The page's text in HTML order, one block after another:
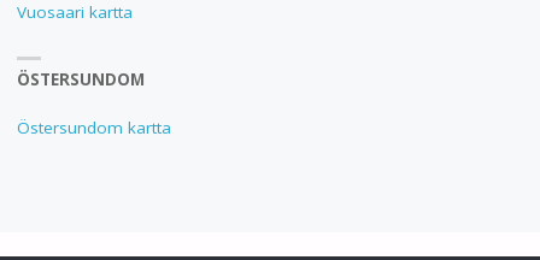
Vuosaari kartta
ÖSTERSUNDOM
Östersundom kartta